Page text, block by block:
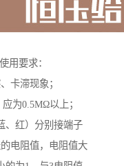
用要求：
卡滞现象；
为0.5MΩ以上；
、红）分别接端子
电阻值，电阻值大